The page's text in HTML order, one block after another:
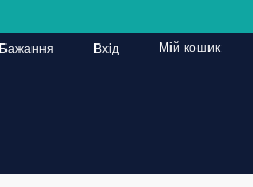
Бажання Вхід Мій кошик